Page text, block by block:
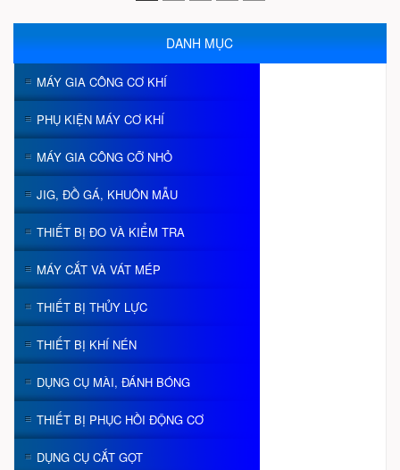
DANH MỤC
MÁY GIA CÔNG CƠ KHÍ
PHỤ KIỆN MÁY CƠ KHÍ
MÁY GIA CÔNG CỠ NHỎ
JIG, ĐỒ GÁ, KHUÔN MẪU
THIẾT BỊ ĐO VÀ KIỂM TRA
MÁY CẮT VÀ VÁT MÉP
THIẾT BỊ THỦY LỰC
THIẾT BỊ KHÍ NÉN
DỤNG CỤ MÀI, ĐÁNH BÓNG
THIẾT BỊ PHỤC HỒI ĐỘNG CƠ
DỤNG CỤ CẮT GỌT